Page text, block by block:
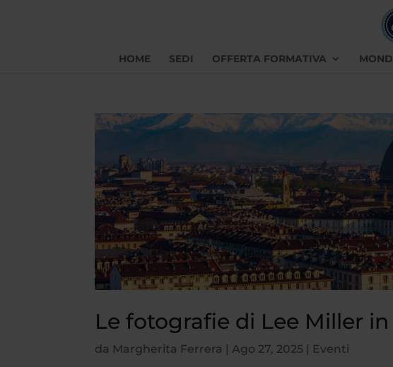
HOME SEDI OFFERTA FORMATIVA
Le fotografie di Lee Miller
da Margherita Ferrera |Ago 27, 2025 | Eventi